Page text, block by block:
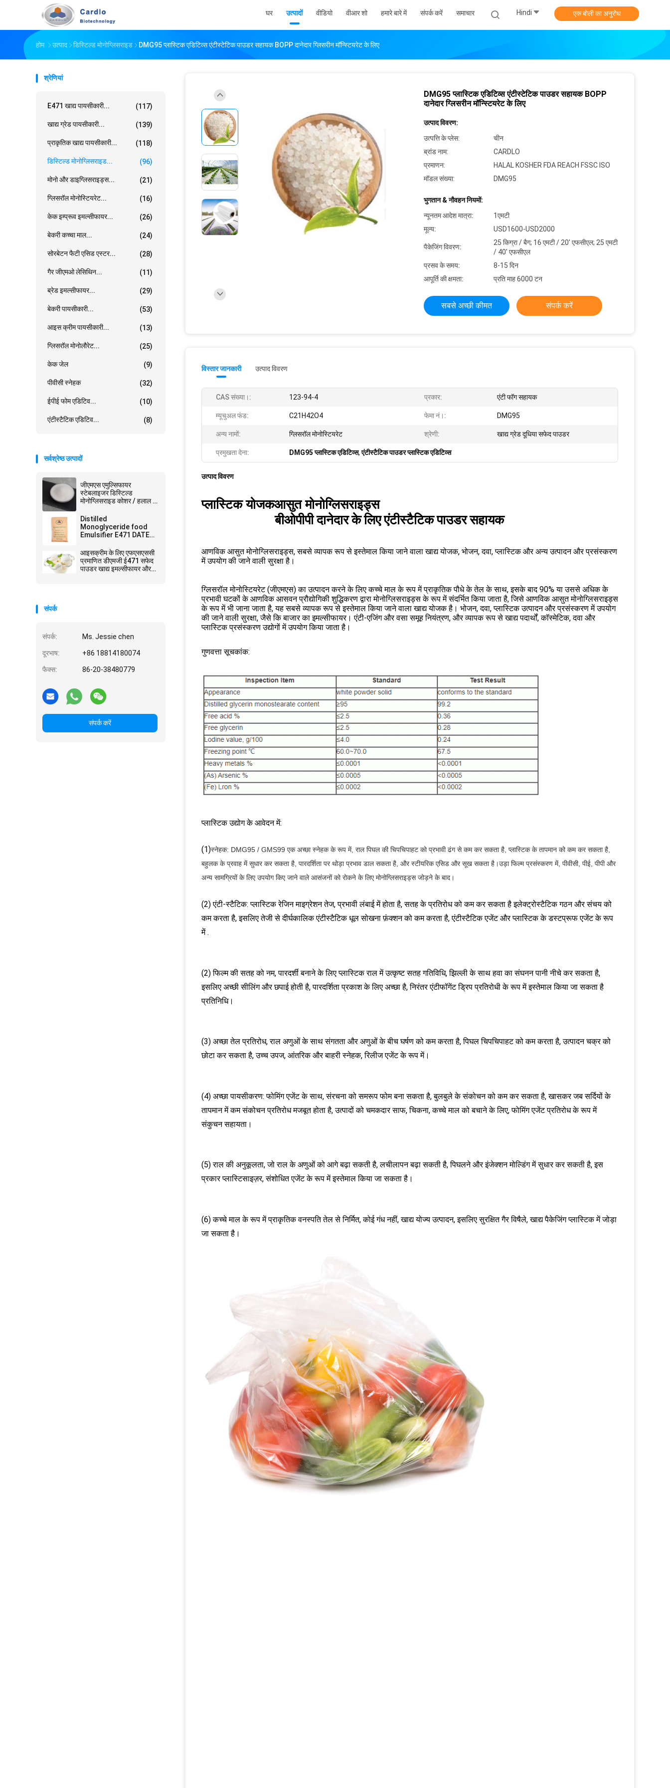
घर उत्पादों वीडियो वीआर शो हमारे बारे में संपर्क करें समाचार Hindi एक बोली का अनुरोध
होम उत्पाद डिस्टिल्ड मोनोग्लिसराइड DMG95 प्लास्टिक एडिटिव्स एंटीस्टेटिक पाउडर सहायक BOPP दानेदार ग्लिसरीन मॉन्स्टियरेट के लिए
श्रेणियां
E471 खाद्य पायसीकारी... (117)
खाद्य ग्रेड पायसीकारी... (139)
प्राकृतिक खाद्य पायसीकारी... (118)
डिस्टिल्ड मोनोग्लिसराइड... (96)
मोनो और डाइग्लिसराइड्स... (21)
ग्लिसरॉल मोनोस्टियरेट... (16)
केक इम्प्रूव इमल्सीफायर... (26)
बेकरी कच्चा माल... (24)
सोरबेटन फैटी एसिड एस्टर... (28)
गैर जीएमओ लेसिथिन... (11)
ब्रेड इमल्सीफायर... (29)
बेकरी पायसीकारी... (53)
आइस क्रीम पायसीकारी... (13)
ग्लिसरॉल मोनोलौरेट... (25)
केक जेल (9)
पीवीसी स्नेहक (32)
ईपीई फोम एडिटिव... (10)
एंटीस्टैटिक एडिटिव... (8)
सर्वश्रेष्ठ उत्पादों
जीएमएस एमुल्सिफायर
स्टेबलाइजर डिस्टिल्ड
मोनोग्लिसराइड कोशर / हलाल /
Distilled
Monoglyceride food
Emulsifier E471 DATEM
आइसक्रीम के लिए एफएसएससी
प्रमाणित डीएमजी ई471 सफेद
पाउडर खाद्य इमल्सीफायर और
संपर्क
संपर्क: Ms. Jessie chen
दूरभाष: +86 18814180074
फैक्स: 86-20-38480779
संपर्क करें
DMG95 प्लास्टिक एडिटिव्स एंटीस्टेटिक पाउडर सहायक BOPP
दानेदार ग्लिसरीन मॉन्स्टियरेट के लिए
उत्पाद विवरण:
उत्पत्ति के प्लेस:
चीन
ब्रांड नाम:
CARDLO
प्रमाणन:
HALAL KOSHER FDA REACH FSSC ISO
मॉडल संख्या:
DMG95
भुगतान & नौवहन नियमों:
न्यूनतम आदेश मात्रा:
1एमटी
मूल्य:
USD1600-USD2000
पैकेजिंग विवरण:
25 किग्रा / बैग; 16 एमटी / 20' एफसीएल; 25 एमटी
/ 40' एफसीएल
प्रसव के समय:
8-15 दिन
आपूर्ति की क्षमता:
प्रति माह 6000 टन
सबसे अच्छी कीमत संपर्क करें
विस्तार जानकारी उत्पाद विवरण
CAS संख्या।: 123-94-4 प्रकार: एंटी फॉग सहायक
म्यूचुअल फंड: C21H42O4 फेमा नं।: DMG95
अन्य नामों: ग्लिसरॉल मोनोस्टियरेट श्रेणी: खाद्य ग्रेड दूधिया सफेद पाउडर
प्रमुखता देना: DMG95 प्लास्टिक एडिटिव्स,एंटीस्टैटिक पाउडर प्लास्टिक एडिटिव्स
उत्पाद विवरण
प्लास्टिक योजकआसुत मोनोग्लिसराइड्स
बीओपीपी दानेदार के लिए एंटीस्टैटिक पाउडर सहायक
आणविक आसुत मोनोग्लिसराइड्स, सबसे व्यापक रूप से इस्तेमाल किया जाने वाला खाद्य योजक, भोजन, दवा, प्लास्टिक और अन्य उत्पादन और प्रसंस्करण
में उपयोग की जाने वाली सुरक्षा है।
ग्लिसरॉल मोनोस्टियरेट (जीएमएस) का उत्पादन करने के लिए कच्चे माल के रूप में प्राकृतिक पौधे के तेल के साथ, इसके बाद 90% या उससे अधिक के
प्रभावी घटकों के आणविक आसवन प्रौद्योगिकी शुद्धिकरण द्वारा मोनोग्लिसराइड्स के रूप में संदर्भित किया जाता है, जिसे आणविक आसुत मोनोग्लिसराइड्स
के रूप में भी जाना जाता है, यह सबसे व्यापक रूप से इस्तेमाल किया जाने वाला खाद्य योजक है। भोजन, दवा, प्लास्टिक उत्पादन और प्रसंस्करण में उपयोग
की जाने वाली सुरक्षा, जैसे कि बाजार का इमल्सीफायर। एंटी-एजिंग और वसा समूह नियंत्रण, और व्यापक रूप से खाद्य पदार्थों, कॉस्मेटिक, दवा और
प्लास्टिक प्रसंस्करण उद्योगों में उपयोग किया जाता है।
गुणवत्ता सूचकांक:
प्लास्टिक उद्योग के आवेदन में:
(1)स्नेहक: DMG95 / GMS99 एक अच्छा स्नेहक के रूप में, राल पिघल की चिपचिपाहट को प्रभावी ढंग से कम कर सकता है, प्लास्टिक के तापमान को कम कर सकता है,
बहुलक के प्रवाह में सुधार कर सकता है, पारदर्शिता पर थोड़ा प्रभाव डाल सकता है, और स्टीयरिक एसिड और सूख सकता है।उड़ा फिल्म प्रसंस्करण में, पीवीसी, पीई, पीपी और
अन्य सामग्रियों के लिए उपयोग किए जाने वाले आसंजनों को रोकने के लिए मोनोग्लिसराइड्स जोड़ने के बाद।
(2) एंटी-स्टैटिक: प्लास्टिक रेजिन माइग्रेशन तेज, प्रभावी लंबाई में होता है, सतह के प्रतिरोध को कम कर सकता है इलेक्ट्रोस्टैटिक गठन और संचय को
कम करता है, इसलिए तेजी से दीर्घकालिक एंटीस्टैटिक धूल सोखना फ़ंक्शन को कम करता है, एंटीस्टैटिक एजेंट और प्लास्टिक के डस्टप्रूफ एजेंट के रूप
में .
(2) फिल्म की सतह को नम, पारदर्शी बनाने के लिए प्लास्टिक राल में उत्कृष्ट सतह गतिविधि, झिल्ली के साथ हवा का संघनन पानी नीचे कर सकता है,
इसलिए अच्छी सीलिंग और छपाई होती है, पारदर्शिता प्रकाश के लिए अच्छा है, निरंतर एंटीफॉगेंट ड्रिप प्रतिरोधी के रूप में इस्तेमाल किया जा सकता है
प्रतिनिधि।
(3) अच्छा तेल प्रतिरोध, राल अणुओं के साथ संगतता और अणुओं के बीच घर्षण को कम करता है, पिघल चिपचिपाहट को कम करता है, उत्पादन चक्र को
छोटा कर सकता है, उच्च उपज, आंतरिक और बाहरी स्नेहक, रिलीज एजेंट के रूप में।
(4) अच्छा पायसीकरण: फोमिंग एजेंट के साथ, संरचना को समरूप फोम बना सकता है, बुलबुले के संकोचन को कम कर सकता है, खासकर जब सर्दियों के
तापमान में कम संकोचन प्रतिरोध मजबूत होता है, उत्पादों को चमकदार साफ, चिकना, कच्चे माल को बचाने के लिए, फोमिंग एजेंट प्रतिरोध के रूप में
संकुचन सहायता।
(5) राल की अनुकूलता, जो राल के अणुओं को आगे बढ़ा सकती है, लचीलापन बढ़ा सकती है, पिघलने और इंजेक्शन मोल्डिंग में सुधार कर सकती है, इस
प्रकार प्लास्टिसाइज़र, संशोधित एजेंट के रूप में इस्तेमाल किया जा सकता है।
(6) कच्चे माल के रूप में प्राकृतिक वनस्पति तेल से निर्मित, कोई गंध नहीं, खाद्य योज्य उत्पादन, इसलिए सुरक्षित गैर विषैले, खाद्य पैकेजिंग प्लास्टिक में जोड़ा
जा सकता है।